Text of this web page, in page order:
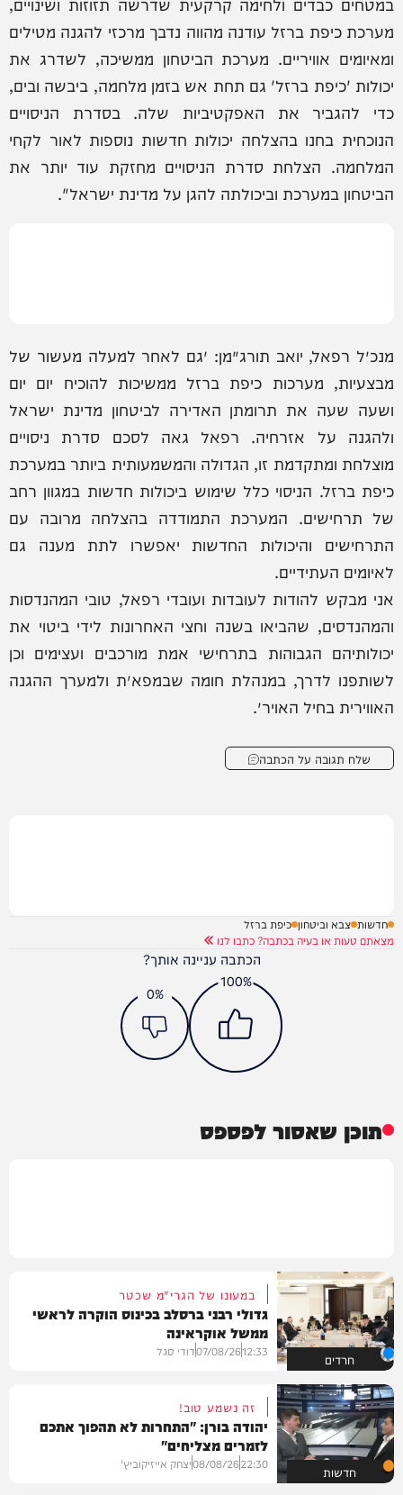
מערכת כיפת ברזל עודנה מהווה נדבך מרכזי להגנה מטילים
ומאיומים אוויריים. מערכת הביטחון ממשיכה, לשדרג את
יכולות 'כיפת ברזל' גם תחת אש בזמן מלחמה, ביבשה ובים,
כדי להגביר את האפקטיביות שלה. בסדרת הניסויים
הנוכחית בחנו בהצלחה יכולות חדשות נוספות לאור לקחי
המלחמה. הצלחת סדרת הניסויים מחזקת עוד יותר את
הביטחון במערכת וביכולתה להגן על מדינת ישראל".
מנכ״ל רפאל, יואב תורג׳מן: ״גם לאחר למעלה מעשור של
מבצעיות, מערכות כיפת ברזל ממשיכות להוכיח יום יום
ושעה שעה את תרומתן האדירה לביטחון מדינת ישראל
ולהגנה על אזרחיה. רפאל גאה לסכם סדרת ניסויים
מוצלחת ומתקדמת זו, הגדולה והמשמעותית ביותר במערכת
כיפת ברזל. הניסוי כלל שימוש ביכולות חדשות במגוון רחב
של תרחישים. המערכת התמודדה בהצלחה מרובה עם
התרחישים והיכולות החדשות יאפשרו לתת מענה גם
לאיומים העתידיים.
אני מבקש להודות לעובדות ועובדי רפאל, טובי המהנדסות
והמהנדסים, שהביאו בשנה וחצי האחרונות לידי ביטוי את
יכולותיהם הגבוהות בתרחישי אמת מורכבים ועצימים וכן
לשותפנו לדרך, במנהלת חומה שבמפא״ת ולמערך ההגנה
האווירית בחיל האויר״.
שלח תגובה על הכתבה
חדשות צבא וביטחון כיפת ברזל
מצאתם טעות או בעיה בכתבה? כתבו לנו
הכתבה עניינה אותך?
100%
0%
תוכן שאסור לפספס
חרדים
במעונו של הגרי"מ שכטר
גדולי רבני ברסלב בכינוס הוקרה לראשי
ממשל אוקראינה
12:33
07/08/26דודי סגל
חדשות
זה נשמע טוב!
יהודה בורן: "התחרות לא תהפוך אתכם
לזמרים מצליחים"
22:30
08/08/26יצחק אייזיקוביץ'